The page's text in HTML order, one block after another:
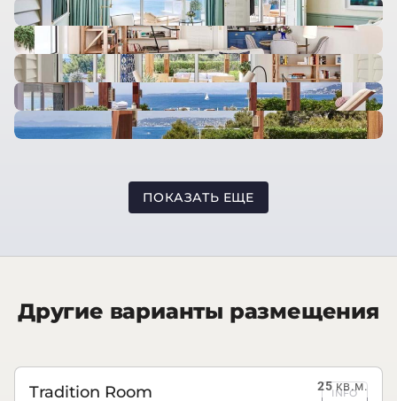
ПОКАЗАТЬ ЕЩЕ
Другие варианты размещения
25кв.м.
Tradition Room INFO